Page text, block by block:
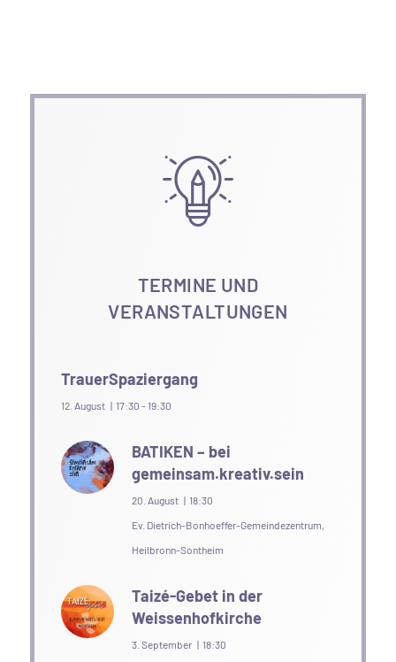
TERMINE UND
VERANSTALTUNGEN
TrauerSpaziergang
12. August | 17:30 - 19:30
BATIKEN – bei
gemeinsam.kreativ.sein
20. August | 18:30
Ev. Dietrich-Bonhoeffer-Gemeindezentrum,
Heilbronn-Sontheim
Taizé-Gebet in der
Weissenhofkirche
3. September | 18:30